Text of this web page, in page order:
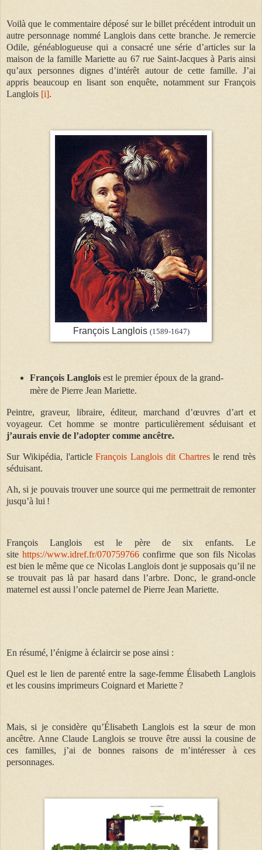
Voilà que le commentaire déposé sur le billet précédent introduit un
autre personnage nommé Langlois dans cette branche. Je remercie
Odile, généablogueuse qui a consacré une série d’articles sur la
maison de la famille Mariette au 67 rue Saint-Jacques à Paris ainsi
qu’aux personnes dignes d’intérêt autour de cette famille. J’ai
appris beaucoup en lisant son enquête, notamment sur François
Langlois [i].
François Langlois (1589-1647)
François Langloisest le premier époux de la grand-
mère de Pierre Jean Mariette.
Peintre, graveur, libraire, éditeur, marchand d’œuvres d’art et
voyageur. Cet homme se montre particulièrement séduisant et
j’aurais envie de l’adopter comme ancêtre.
Sur Wikipédia, l'articleFrançois Langlois dit Chartresle rend très
séduisant.
Ah, si je pouvais trouver une source qui me permettrait de remonter
jusqu’à lui !
François Langlois est le père de six enfants. Le
sitehttps://www.idref.fr/070759766 confirme que son fils Nicolas
est bien le même que ce Nicolas Langlois dont je supposais qu’il ne
se trouvait pas là par hasard dans l’arbre.Donc, le grand-oncle
maternel est aussi l’oncle paternel de Pierre Jean Mariette.
En résumé, l’énigme à éclaircir se pose ainsi :
Quel est le lien de parenté entre la sage-femme Élisabeth Langlois
et les cousins imprimeurs Coignard et Mariette ?
Mais, si je considère qu’Élisabeth Langlois est la sœur de mon
ancêtre. Anne Claude Langlois se trouve être aussi la cousine de
ces familles, j’ai de bonnes raisons de m’intéresser à ces
personnages.